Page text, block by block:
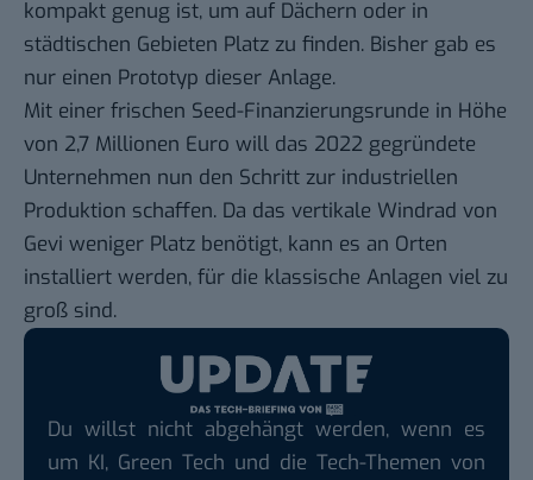
kompakt genug ist, um auf Dächern oder in
städtischen Gebieten Platz zu finden. Bisher gab es
nur einen Prototyp dieser Anlage.
Mit einer frischen Seed-Finanzierungsrunde in Höhe
von 2,7 Millionen Euro will das 2022 gegründete
Unternehmen nun den Schritt zur industriellen
Produktion schaffen. Da das vertikale Windrad von
Gevi weniger Platz benötigt, kann es an Orten
installiert werden, für die klassische Anlagen viel zu
groß sind.
Du willst nicht abgehängt werden, wenn es
um KI, Green Tech und die Tech-Themen von